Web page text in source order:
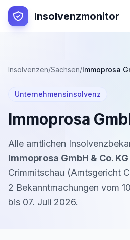
Insolvenzmonitor
Insolvenzen/Sachsen/Immoprosa
Unternehmensinsolvenz
Immoprosa
Alle amtlichen
Immoprosa GmbH & Co. KG
Crimmitschau (Amtsgericht
2 Bekanntmachungen vom
bis 07. Juli 2026.